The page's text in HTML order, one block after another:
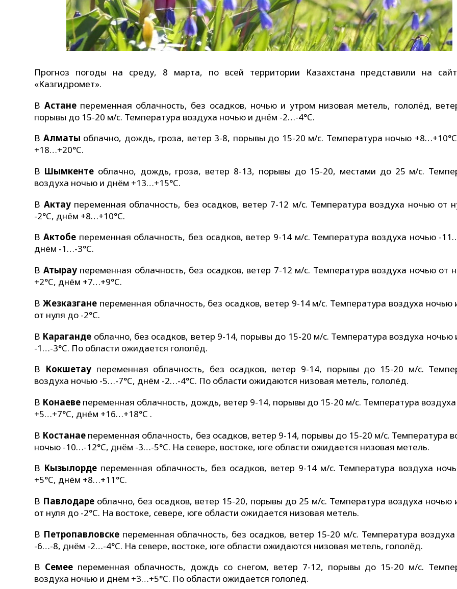
Прогноз погоды на среду, 8 марта, по всей территории Казахстана представили на
«Казгидромет».
В Астанепеременная облачность, без осадков, ночью и утром низовая метель, гололёд,
порывы до 15-20 м/c. Температура воздуха ночью и днём -2…-4°C.
В Алматы облачно, дождь, гроза, ветер 3-8, порывы до 15-20 м/с. Температура ночью
+18…+20°C.
В Шымкенте облачно, дождь, гроза, ветер 8-13, порывы до 15-20, местами до 25 м/с.
воздуха ночью и днём +13…+15°C.
В Актаупеременная облачность, без осадков, ветер 7-12 м/с. Температура воздуха ночью от
-2°C, днём +8…+10°C.
В Актобепеременная облачность, без осадков, ветер 9-14 м/с. Температура воздуха ночью -
днём -1…-3°C.
В Атыраупеременная облачность, без осадков, ветер 7-12 м/с. Температура воздуха ночью от
+2°C, днём +7…+9°C.
В Жезказганепеременная облачность, без осадков, ветер 9-14 м/с. Температура воздуха ночью
от нуля до -2°C.
В Караганде облачно, без осадков, ветер 9-14, порывы до 15-20 м/с. Температура воздуха ночью
-1…-3°C. По области ожидается гололёд.
В Кокшетау переменная облачность, без осадков, ветер 9-14, порывы до 15-20 м/с.
воздуха ночью -5…-7°C, днём -2…-4°C. По области ожидаются низовая метель, гололёд.
В Конаеве переменная облачность, дождь, ветер 9-14, порывы до 15-20 м/с. Температура
+5…+7°C, днём +16…+18°C .
В Костанае переменная облачность, без осадков, ветер 9-14, порывы до 15-20 м/с. Температура
ночью -10…-12°C, днём -3…-5°C. На севере, востоке, юге области ожидается низовая метель.
В Кызылорде переменная облачность, без осадков, ветер 9-14 м/с. Температура воздуха
+5°C, днём +8…+11°C.
В Павлодаре облачно, без осадков, ветер 15-20, порывы до 25 м/с. Температура воздуха ночью
от нуля до -2°C. На востоке, севере, юге области ожидается низовая метель.
В Петропавловскепеременная облачность, без осадков, ветер 15-20 м/с. Температура
-6…-8, днём -2…-4°C. На севере, востоке, юге области ожидаются низовая метель, гололёд.
В Семее переменная облачность, дождь со снегом, ветер 7-12, порывы до 15-20 м/с.
воздуха ночью и днём +3…+5°C. По области ожидается гололёд.